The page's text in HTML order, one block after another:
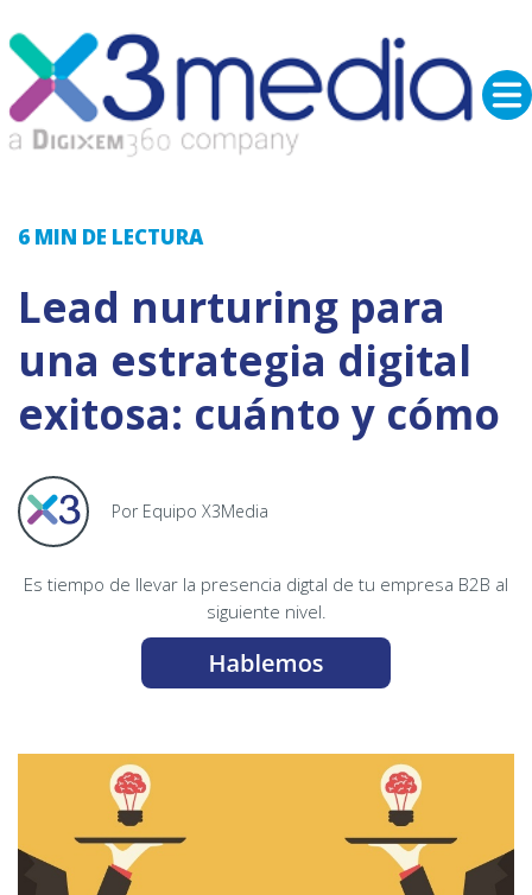
6 MIN DE LECTURA
Lead nurturing para
una estrategia digital
exitosa: cuánto y cómo
Por Equipo X3Media
Es tiempo de llevar la presencia digtal de tu empresa B2B al
siguiente nivel.